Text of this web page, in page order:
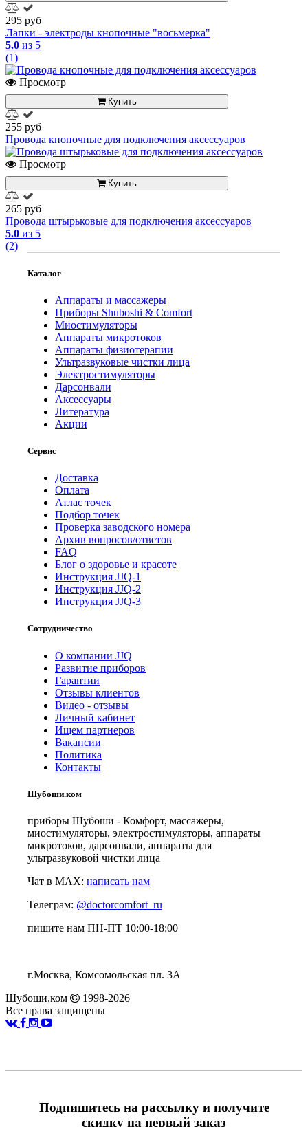
295 руб
Лапки - электроды кнопочные "восьмерка"
5.0 из 5
(1)
Просмотр
Купить
255 руб
Провода кнопочные для подключения аксессуаров
Просмотр
Купить
265 руб
Провода штырьковые для подключения аксессуаров
5.0 из 5
(2)
Каталог
Аппараты и массажеры
Приборы Shuboshi & Comfort
Миостимуляторы
Аппараты микротоков
Аппараты физиотерапии
Ультразвуковые чистки лица
Электростимуляторы
Дарсонвали
Аксессуары
Литература
Акции
Сервис
Доставка
Оплата
Атлас точек
Подбор точек
Проверка заводского номера
Архив вопросов/ответов
FAQ
Блог о здоровье и красоте
Инструкция JJQ-1
Инструкция JJQ-2
Инструкция JJQ-3
Сотрудничество
О компании JJQ
Развитие приборов
Гарантии
Отзывы клиентов
Видео - отзывы
Личный кабинет
Ищем партнеров
Вакансии
Политика
Контакты
Шубоши.ком
приборы Шубоши - Комфорт, массажеры,
миостимуляторы, электростимуляторы, аппараты
микротоков, дарсонвали, аппараты для
ультразвуковой чистки лица
Чат в MAX: написать нам
Телеграм: @doctorcomfort_ru
пишите нам ПН-ПТ 10:00-18:00
г.Москва, Комсомольская пл. 3А
Шубоши.ком
1998-2026
Все права защищены
Подпишитесь на рассылку и получите
скидку на первый заказ